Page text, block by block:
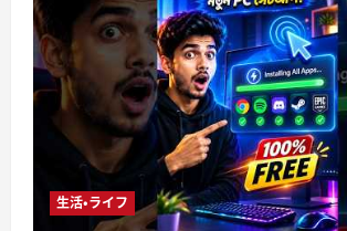
生活・ライフ